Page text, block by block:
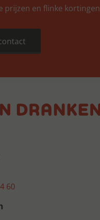
prijzen en flinke kortingen
60